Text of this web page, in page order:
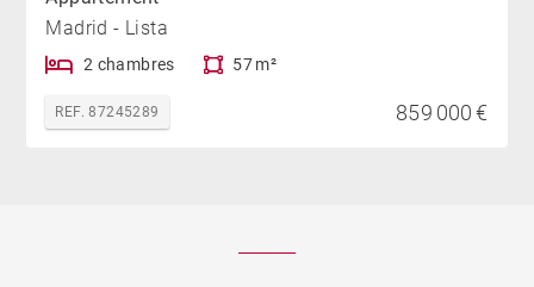
Madrid - Lista
2 chambres 57 m²
REF. 87245289 859 000 €